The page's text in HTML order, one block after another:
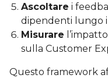
Ascoltare i
dipendenti lungo
Misurare
sulla Customer
Questo framework